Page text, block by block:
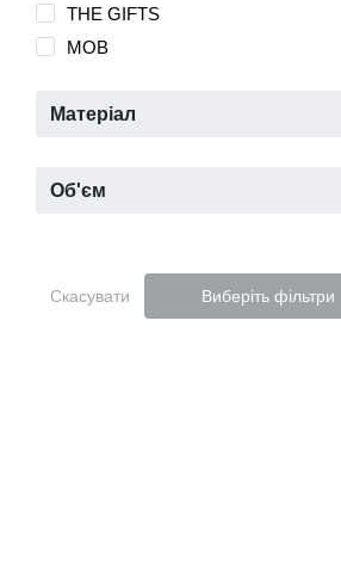
THE GIFTS
MOB
Матеріал
Об'єм
Скасувати Виберіть фільтри